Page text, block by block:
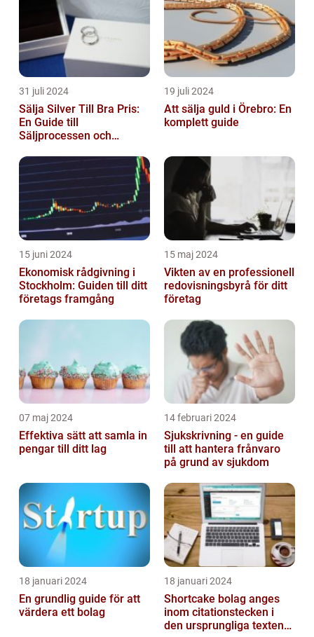
31 juli 2024
Sälja Silver Till Bra Pris:
En Guide till
Säljprocessen och
19 juli 2024
Att sälja guld i Örebro: En
komplett guide
15 juni 2024
Ekonomisk rådgivning i
Stockholm: Guiden till ditt
företags framgång
15 maj 2024
Vikten av en professionell
redovisningsbyrå för ditt
företag
07 maj 2024
Effektiva sätt att samla in
pengar till ditt lag
14 februari 2024
Sjukskrivning - en guide
till att hantera frånvaro
på grund av sjukdom
18 januari 2024
En grundlig guide för att
värdera ett bolag
18 januari 2024
Shortcake bolag anges
inom citationstecken i
den ursprungliga texten